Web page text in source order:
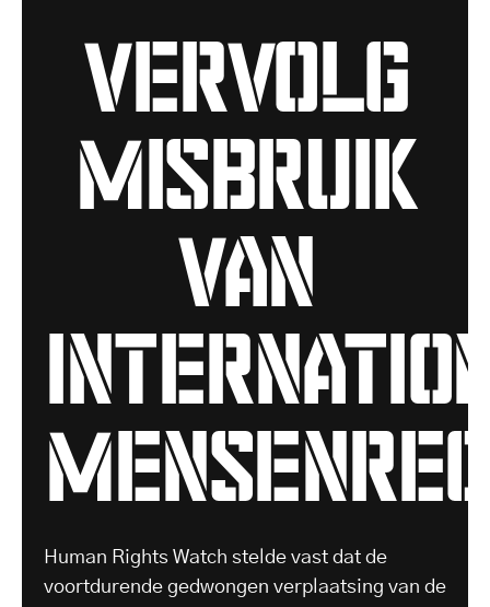
vervolg
misbruik
van
Human Rights Watch stelde vast dat de
voortdurende gedwongen verplaatsing van de